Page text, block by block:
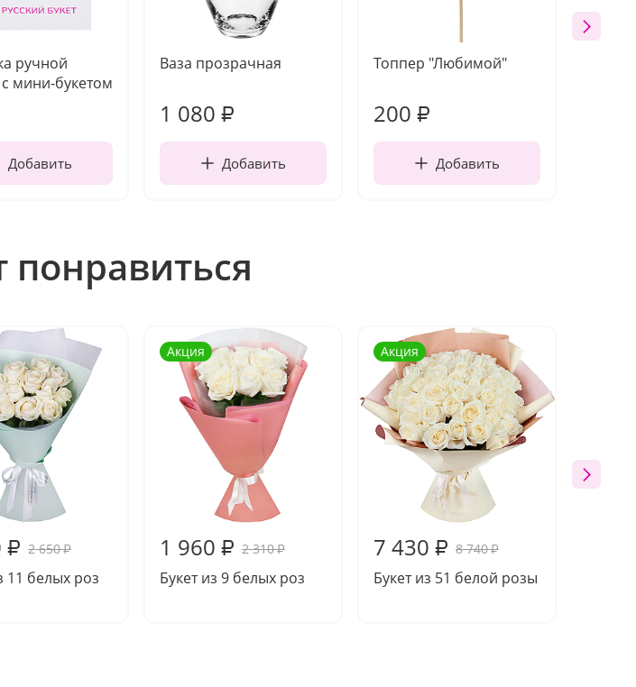
ручной
мини-букетом
Добавить
Ваза прозрачная
1 080 ₽
Добавить
Топпер "Любимой"
200 ₽
Добавить
₽ 2 650₽
11 белых роз
Акция
1 960 ₽ 2 310₽
Букет из 9 белых роз
Акция
7 430 ₽ 8 740₽
Букет из 51 белой розы